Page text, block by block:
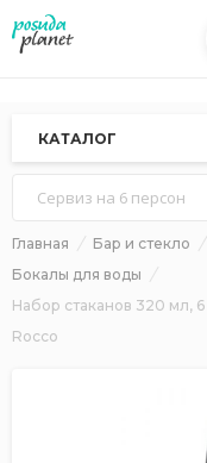
КАТАЛОГ
Сервиз на 6 персон
Главная Бар и стекло
Бокалы для воды
Набор стаканов 320 мл,
Rocco